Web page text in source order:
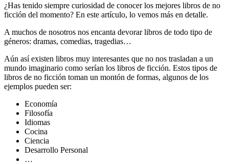
¿Has tenido siempre curiosidad de conocer los mejores libros de no
ficción del momento? En este artículo, lo vemos más en detalle.
A muchos de nosotros nos encanta devorar libros de todo tipo de
géneros: dramas, comedias, tragedias…
Aún así existen libros muy interesantes que no nos trasladan a un
mundo imaginario como serían los libros de ficción. Estos tipos de
libros de no ficción toman un montón de formas, algunos de los
ejemplos pueden ser:
Economía
Filosofía
Idiomas
Cocina
Ciencia
Desarrollo Personal
…